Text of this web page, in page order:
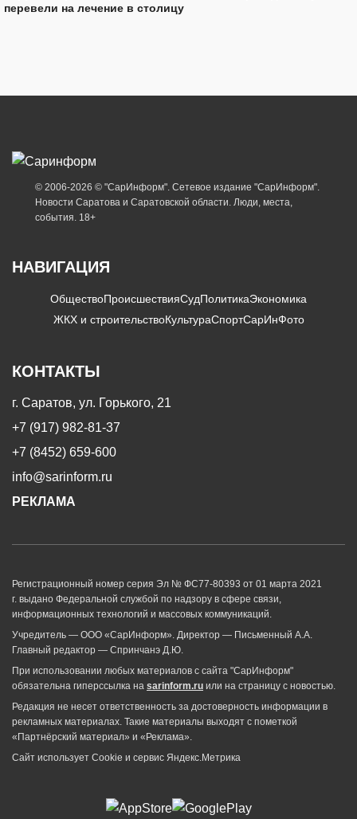
перевели на лечение в столицу
© 2006-2026 © "СарИнформ". Сетевое издание "СарИнформ".
Новости Саратова и Саратовской области. Люди, места,
события. 18+
НАВИГАЦИЯ
ОбществоПроисшествияСудПолитикаЭкономика
ЖКХ и строительствоКультураСпортСарИнФото
КОНТАКТЫ
г. Саратов, ул. Горького, 21
+7 (917) 982-81-37
+7 (8452) 659-600
info@sarinform.ru
РЕКЛАМА
Регистрационный номер серия Эл № ФС77-80393 от 01 марта 2021
г. выдано Федеральной службой по надзору в сфере связи,
информационных технологий и массовых коммуникаций.
Учредитель — ООО «СарИнформ». Директор — Письменный А.А.
Главный редактор — Спринчанэ Д.Ю.
При использовании любых материалов с сайта "СарИнформ"
обязательна гиперссылка на sarinform.ru или на страницу с новостью.
Редакция не несет ответственность за достоверность информации в
рекламных материалах. Такие материалы выходят с пометкой
«Партнёрский материал» и «Реклама».
Сайт использует Cookie и сервиc Яндекс.Метрика